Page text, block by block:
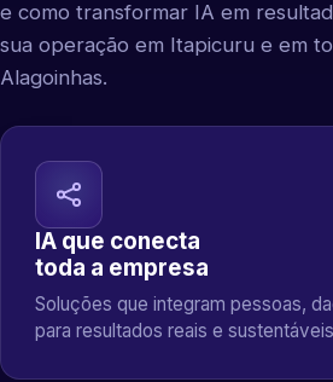
e como transformar IA em
sua operação em Itapicuru e em
Alagoinhas.
IA que conecta
toda a empresa
Soluções que integram pessoas,
para resultados reais e